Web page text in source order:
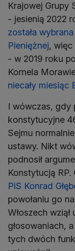
Krajowej Grupy
- jesienią 2022
została
Pieniężnej, więc
- w 2019 roku
Kornela
niecały miesiąc
I wówczas, gdy
konstytucyjne
Sejmu
ustawy. Nikt
podnosił
Konstytucją RP.
PiS Konrad
powołaniu go
Włoszech
głosowaniach,
tych dwóch